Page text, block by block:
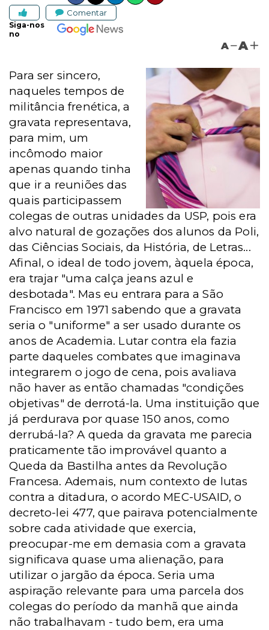
Comentar
Siga-nos
no
A A
Para ser sincero,
naqueles tempos de
militância frenética, a
gravata representava,
para mim, um
incômodo maior
apenas quando tinha
que ir a reuniões das
quais participassem
colegas de outras unidades da USP, pois era
alvo natural de gozações dos alunos da Poli,
das Ciências Sociais, da História, de Letras...
Afinal, o ideal de todo jovem, àquela época,
era trajar "uma calça jeans azul e
desbotada". Mas eu entrara para a São
Francisco em 1971 sabendo que a gravata
seria o "uniforme" a ser usado durante os
anos de Academia. Lutar contra ela fazia
parte daqueles combates que imaginava
integrarem o jogo de cena, pois avaliava
não haver as então chamadas "condições
objetivas" de derrotá-la. Uma instituição que
já perdurava por quase 150 anos, como
derrubá-la? A queda da gravata me parecia
praticamente tão improvável quanto a
Queda da Bastilha antes da Revolução
Francesa. Ademais, num contexto de lutas
contra a ditadura, o acordo MEC-USAID, o
decreto-lei 477, que pairava potencialmente
sobre cada atividade que exercia,
preocupar-me em demasia com a gravata
significava quase uma alienação, para
utilizar o jargão da época. Seria uma
aspiração relevante para uma parcela dos
colegas do período da manhã que ainda
não trabalhavam - tudo bem, era uma